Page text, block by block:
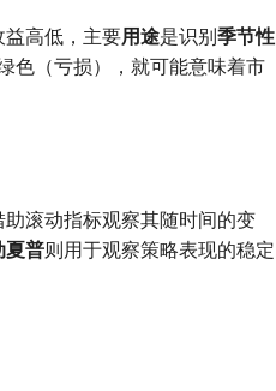
益高低，主要用途是识别季节性
色（亏损），就可能意味着市
滚动指标观察其随时间的变
夏普则用于观察策略表现的稳定